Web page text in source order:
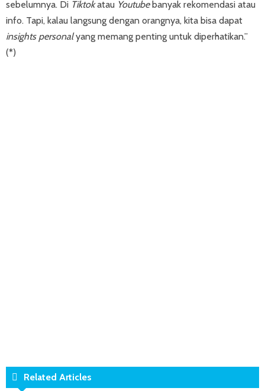
sebelumnya. Di Tiktokatau Youtubebanyak rekomendasi atau
info. Tapi, kalau langsung dengan orangnya, kita bisa dapat
insights personalyang memang penting untuk diperhatikan.”
(*)
Related Articles